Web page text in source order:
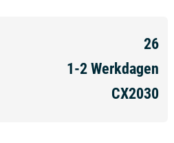
26
1-2 Werkdagen
CX2030